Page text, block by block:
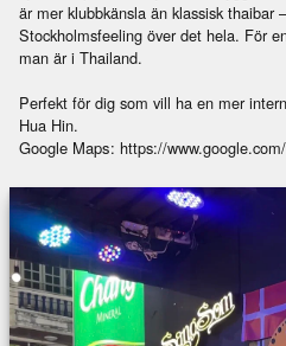
är mer klubbkänsla än klassisk thaibar
Stockholmsfeeling över det hela. För
man är i Thailand.
Perfekt för dig som vill ha en mer
Hua Hin.
Google Maps: https://